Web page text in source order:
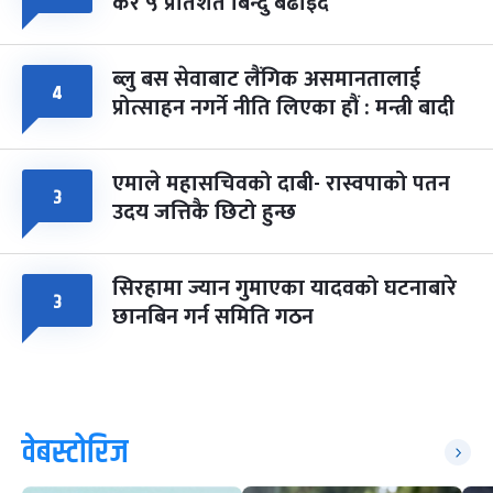
४ ब्लु बस सेवाबाट लैंगिक असमानतालाई
प्रोत्साहन नगर्ने नीति लिएका हौं : मन्त्री बादी
३ एमाले महासचिवको दाबी- रास्वपाको पतन
उदय जत्तिकै छिटो हुन्छ
३ सिरहामा ज्यान गुमाएका यादवको घटनाबारे
छानबिन गर्न समिति गठन
वेबस्टोरिज